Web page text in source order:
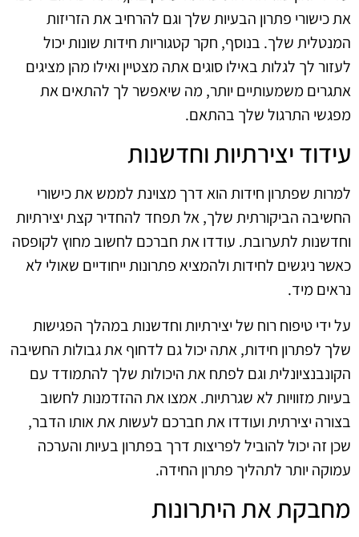
את כישורי פתרון הבעיות שלך וגם להרחיב את הזריזות
המנטלית שלך. בנוסף, חקר קטגוריות חידות שונות יכול
לעזור לך לגלות באילו סוגים אתה מצטיין ואילו מהן מציגים
אתגרים משמעותיים יותר, מה שיאפשר לך להתאים את
מפגשי התרגול שלך בהתאם.
עידוד יצירתיות וחדשנות
למרות שפתרון חידות הוא דרך מצוינת לממש את כישורי
החשיבה הביקורתית שלך, אל תפחד להחדיר קצת יצירתיות
וחדשנות לתערובת. עודדו את חברכם לחשוב מחוץ לקופסה
כאשר ניגשים לחידות ולהמציא פתרונות ייחודיים שאולי לא
נראים מיד.
על ידי טיפוח רוח של יצירתיות וחדשנות במהלך הפגישות
שלך לפתרון חידות, אתה יכול גם לדחוף את גבולות החשיבה
הקונבנציונלית וגם לפתח את היכולות שלך להתמודד עם
בעיות מזוויות לא שגרתיות. אמצו את ההזדמנות לחשוב
בצורה יצירתית ועודדו את חברכם לעשות את אותו הדבר,
שכן זה יכול להוביל לפריצות דרך בפתרון בעיות והערכה
עמוקה יותר לתהליך פתרון החידה.
מחבקת את היתרונות